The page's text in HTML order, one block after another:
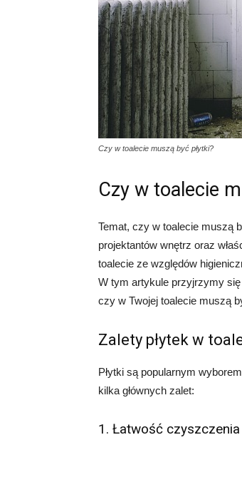
Czy w toalecie muszą być płytki?
Czy w toalecie
Temat, czy w toalecie muszą
projektantów wnętrz oraz
toalecie ze względów
W tym artykule przyjrzymy
czy w Twojej toalecie muszą
Zalety płytek w
Płytki są popularnym
kilka głównych zalet:
1. Łatwość czyszczenia